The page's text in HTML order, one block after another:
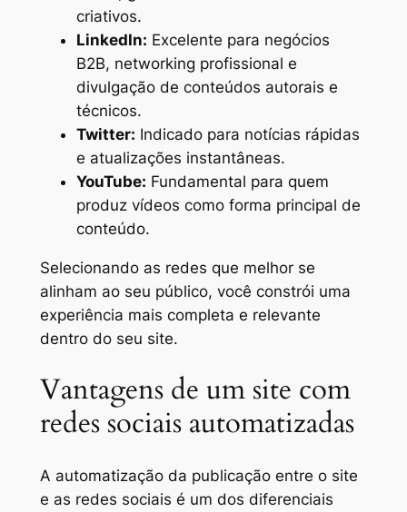
criativos.
LinkedIn: Excelente para negócios
B2B, networking profissional e
divulgação de conteúdos autorais e
técnicos.
Twitter: Indicado para notícias rápidas
e atualizações instantâneas.
YouTube: Fundamental para quem
produz vídeos como forma principal de
conteúdo.
Selecionando as redes que melhor se
alinham ao seu público, você constrói uma
experiência mais completa e relevante
dentro do seu site.
Vantagens de um site com
redes sociais automatizadas
A automatização da publicação entre o site
e as redes sociais é um dos diferenciais